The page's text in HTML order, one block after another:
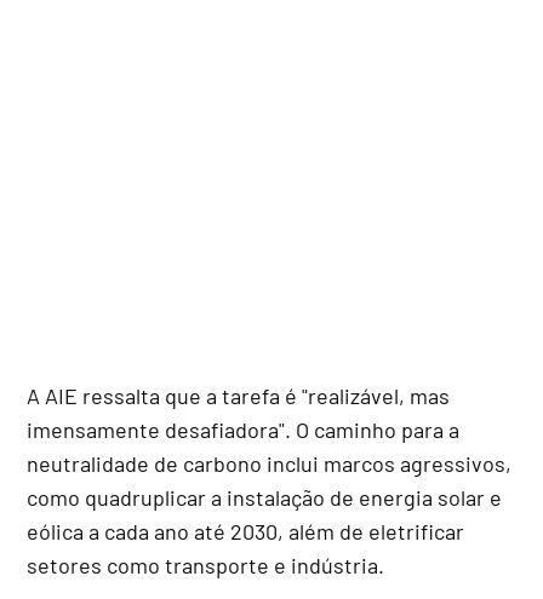
A AIE ressalta que a tarefa é "realizável, mas
imensamente desafiadora". O caminho para a
neutralidade de carbono inclui marcos agressivos,
como quadruplicar a instalação de energia solar e
eólica a cada ano até 2030, além de eletrificar
setores como transporte e indústria.